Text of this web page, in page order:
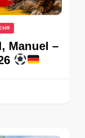
Manuel –